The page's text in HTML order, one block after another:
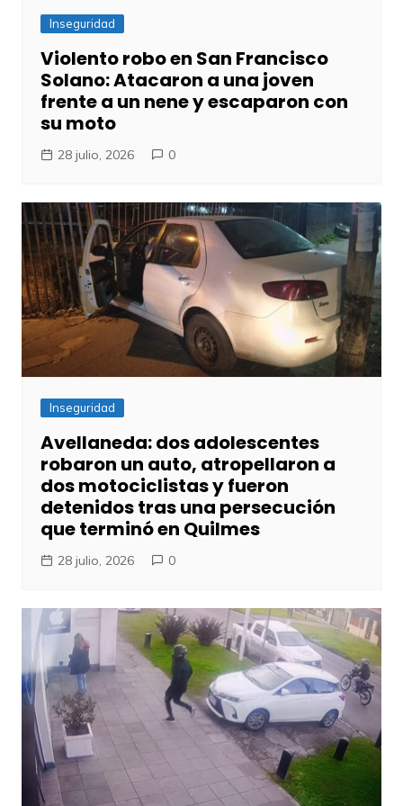
Inseguridad
Violento robo en San Francisco
Solano: Atacaron a una joven
frente a un nene y escaparon con
su moto
28 julio, 2026 0
Inseguridad
Avellaneda: dos adolescentes
robaron un auto, atropellaron a
dos motociclistas y fueron
detenidos tras una persecución
que terminó en Quilmes
28 julio, 2026 0